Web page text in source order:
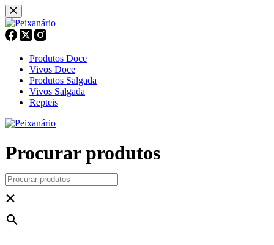
Pular
para
o
conteúdo
Produtos Doce
Vivos Doce
Produtos Salgada
Vivos Salgada
Repteis
Procurar produtos
×